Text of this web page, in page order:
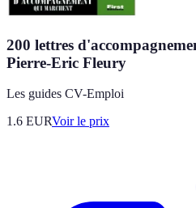
200 lettres
Pierre-Eric Fleury
Les guides CV-Emploi
1.6 EURVoir le prix